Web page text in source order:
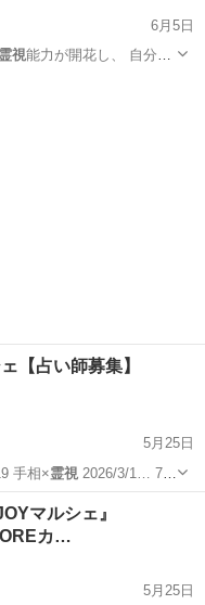
6月5日
霊視能力が開花し、 自分の
【占い師募集】
5月25日
手相×霊視2026/3/1… 7
視 主催 Circ…
マルシェ』
カ…
5月25日